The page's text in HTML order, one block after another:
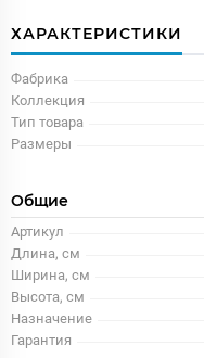
ХАРАКТЕРИСТИКИ
Фабрика
Коллекция
Тип товара
Размеры
Общие
Артикул
Длина, см
Ширина, см
Высота, см
Назначение
Гарантия